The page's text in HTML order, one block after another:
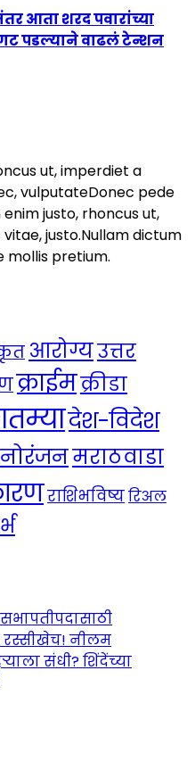
आता शरद पवारांच्या
गट पडल्याने वाढलं टेन्शन
ut, imperdiet a
vulputateDonec pede
justo, rhoncus ut,
justo.Nullam dictum
mollis pretium.
आरोग्यउत्तर
क्राईमक्रीडा
देश-विदेश
मराठवाडा
राशिभविष्यरिअल